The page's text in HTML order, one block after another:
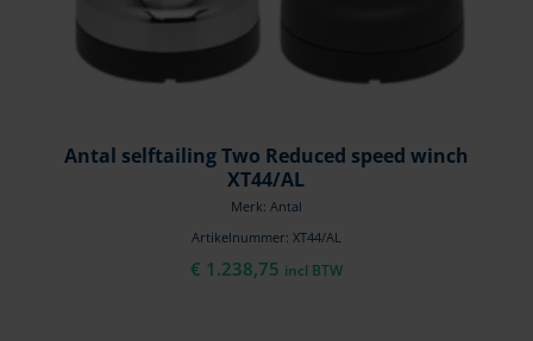
Antal selftailing Two Reduced speed winch
XT44/AL
Merk: Antal
Artikelnummer: XT44/AL
€ 1.238,75 incl BTW